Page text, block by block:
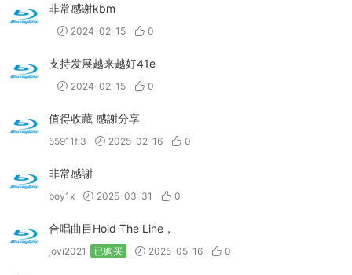
非常感谢kbm
2024-02-15 0
支持发展越来越好41e
2024-02-15 0
值得收藏 感謝分享
55911fl3 2025-02-16 0
非常感謝
boy1x 2025-03-31 0
合唱曲目Hold The Line，
jovi2021 已购买 2025-05-16 0